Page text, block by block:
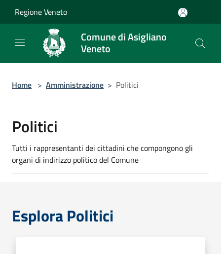
Regione Veneto
Comune di Asigliano
Veneto
Home > Amministrazione > Politici
Politici
Tutti i rappresentanti dei cittadini che compongono gli
organi di indirizzo politico del Comune
Esplora Politici